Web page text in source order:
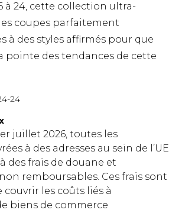
à 24, cette collection ultra-
coupes parfaitement
à des styles affirmés pour que
pointe des tendances de cette
24
juillet 2026, toutes les
à des adresses au sein de l’UE
des frais de douane et
remboursables. Ces frais sont
couvrir les coûts liés à
biens de commerce